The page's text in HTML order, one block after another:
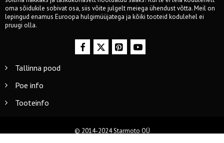
oma sõidukile sobivat osa, siis võite julgelt meiega ühendust võtta. Meil on
lepingud enamus Euroopa hulgimüüjatega ja kõiki tooteid kodulehel ei
pruugi olla.
Tallinna pood
Poe info
Tooteinfo
© 2014-2024 Starmoto OÜ